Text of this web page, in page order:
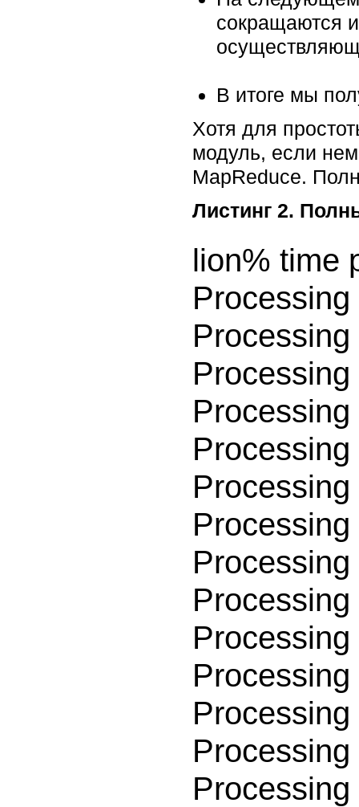
сокращаются
В итоге мы
Хотя для
модуль, если
MapReduce.
Листинг 2.
lion% time